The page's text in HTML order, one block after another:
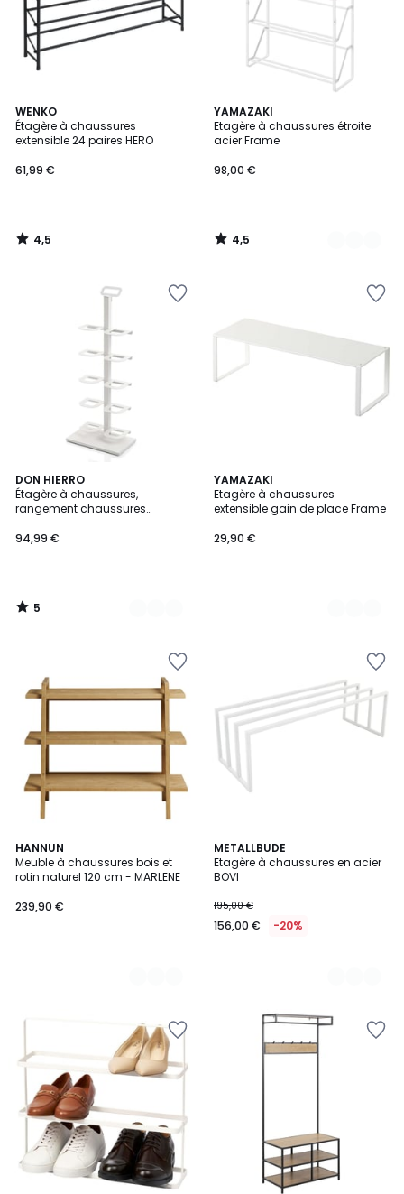
WENKO
Étagère à chaussures
extensible 24 paires HERO
61,99 €
4,5
/ 5
4,5
/
YAMAZAKI
Etagère à chaussures étroite
acier Frame
98,00 €
4,5
/ 5
2
Couleurs
4,5
/
DON HIERRO
Étagère à chaussures,
rangement chaussures
94,99 €
5
/
5
5
Couleurs
5
/
YAMAZAKI
Etagère à chaussures
extensible gain de place Frame
29,90 €
2
Couleurs
HANNUN
Meuble à chaussures bois et
rotin naturel 120 cm - MARLENE
239,90 €
4
Couleurs
METALLBUDE
Etagère à chaussures en acier
BOVI
195,00 €
156,00 € -20%
3
Couleurs